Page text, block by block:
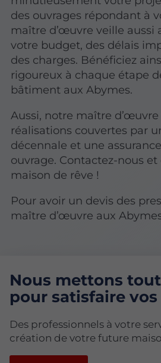
des ouvrages répondant à
maître d’œuvre veille aussi
votre budget, des délais
des charges. Bénéficiez
rigoureux à chaque étape
bâtiment aux Abymes.
Aussi, notre maître
réalisations couvertes par
décennale et une
ouvrage. Contactez-nous
maison de rêve !
Pour avoir un devis des
maître d’œuvre aux
Nous mettons
pour satisfaire
Des professionnels à votre
création de votre future